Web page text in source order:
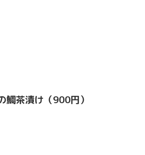
鯛茶漬け（900円）